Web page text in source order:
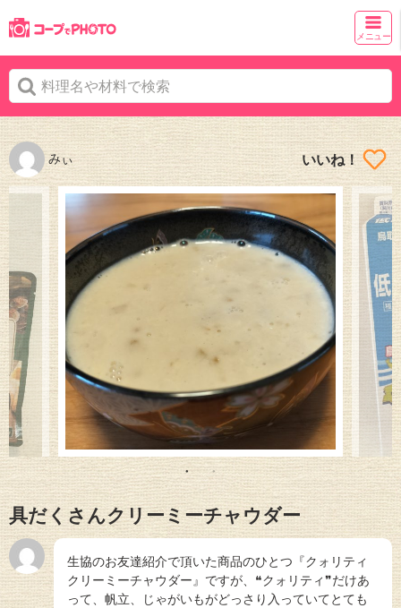
メニュー
みぃ いいね！
具だくさんクリーミーチャウダー
生協のお友達紹介で頂いた商品のひとつ『クォリティ
クリーミーチャウダー』ですが、❝クォリティ❞だけあ
って、帆立、じゃがいもがどっさり入っていてとても